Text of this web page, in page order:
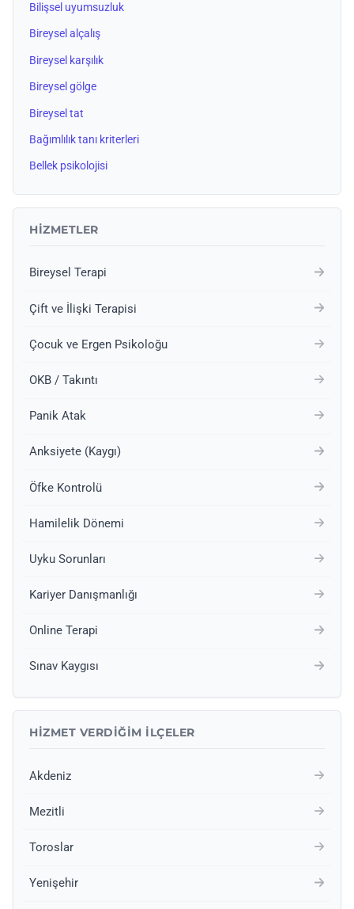
Bilişsel uyumsuzluk
Bireysel alçalış
Bireysel karşılık
Bireysel gölge
Bireysel tat
Bağımlılık tanı kriterleri
Bellek psikolojisi
HIZMETLER
Bireysel Terapi
Çift ve İlişki Terapisi
Çocuk ve Ergen Psikoloğu
OKB / Takıntı
Panik Atak
Anksiyete (Kaygı)
Öfke Kontrolü
Hamilelik Dönemi
Uyku Sorunları
Kariyer Danışmanlığı
Online Terapi
Sınav Kaygısı
HIZMET VERDIĞIM İLÇELER
Akdeniz
Mezitli
Toroslar
Yenişehir